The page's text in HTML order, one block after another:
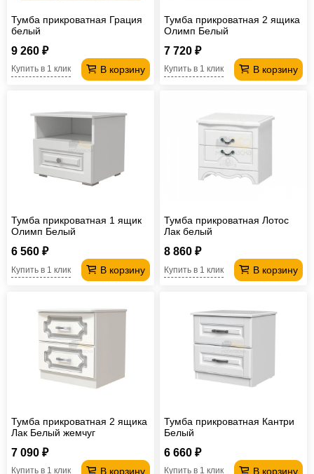
Тумба прикроватная Грация
белый
9 260 ₽
В корзину
Купить в 1 клик
Тумба прикроватная 2 ящика
Олимп Белый
7 720 ₽
В корзину
Купить в 1 клик
Тумба прикроватная 1 ящик
Олимп Белый
6 560 ₽
В корзину
Купить в 1 клик
Тумба прикроватная Лотос
Лак белый
8 860 ₽
В корзину
Купить в 1 клик
Тумба прикроватная 2 ящика
Лак Белый жемчуг
7 090 ₽
В корзину
Купить в 1 клик
Тумба прикроватная Кантри
Белый
6 660 ₽
В корзину
Купить в 1 клик